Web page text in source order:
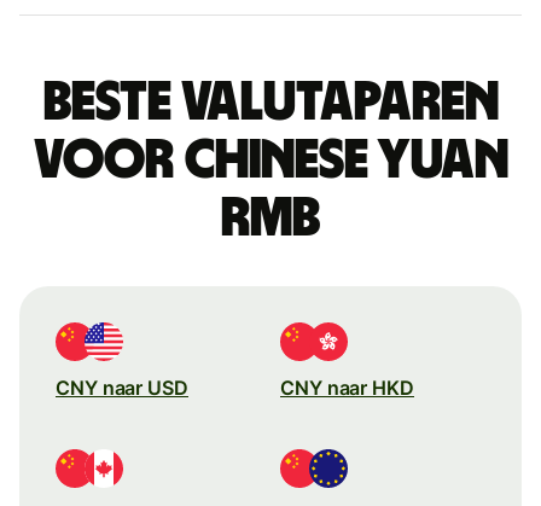
Beste valutaparen
voor Chinese yuan
rmb
CNY naar USD CNY naar HKD